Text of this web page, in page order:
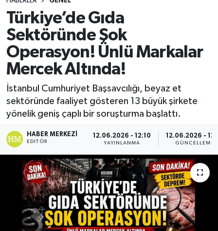
Türkiye’de Gıda
Sektöründe Şok
Operasyon! Ünlü Markalar
Mercek Altında!
İstanbul Cumhuriyet Başsavcılığı, beyaz et
sektöründe faaliyet gösteren 13 büyük şirkete
yönelik geniş çaplı bir soruşturma başlattı.
HABER MERKEZI
EDITÖR
12.06.2026 - 12:10
YAYINLANMA
12.06.2026 -
GÜNCELLEME
DEVREK
DÜZCE
EREĞLİ
GÖKÇEBEY
KARABÜK
KASTAMONU